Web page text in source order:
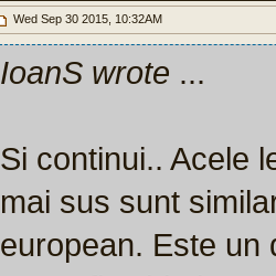
Wed Sep 30 2015, 10:32AM
IoanS wrote ...
Si continui.. Acele
mai sus sunt
european. Este un